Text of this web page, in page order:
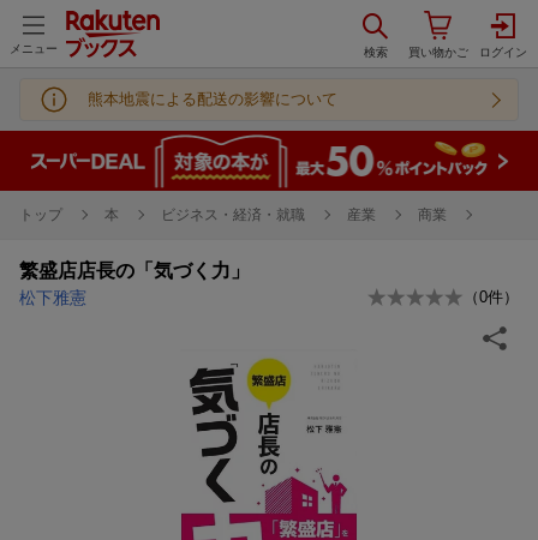
メニュー
熊本地震による配送の影響について
トップ 本 ビジネス・経済・就職 産業 商業
繁盛店店長の「気づく力」
松下雅憲 （0件）